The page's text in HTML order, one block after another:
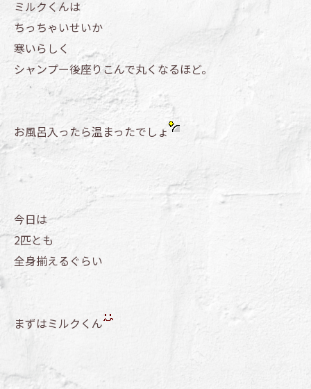
ミルクくんは
ちっちゃいせいか
寒いらしく
シャンプー後座りこんで丸くなるほど。
お風呂入ったら温まったでしょ
今日は
2匹とも
全身揃えるぐらい
まずはミルクくん